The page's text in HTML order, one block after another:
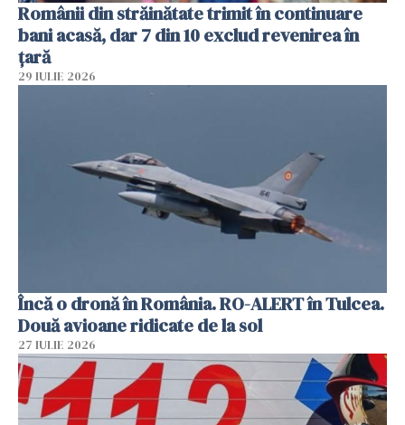
Românii din străinătate trimit în continuare
bani acasă, dar 7 din 10 exclud revenirea în
țară
29 IULIE 2026
Încă o dronă în România. RO-ALERT în Tulcea.
Două avioane ridicate de la sol
27 IULIE 2026